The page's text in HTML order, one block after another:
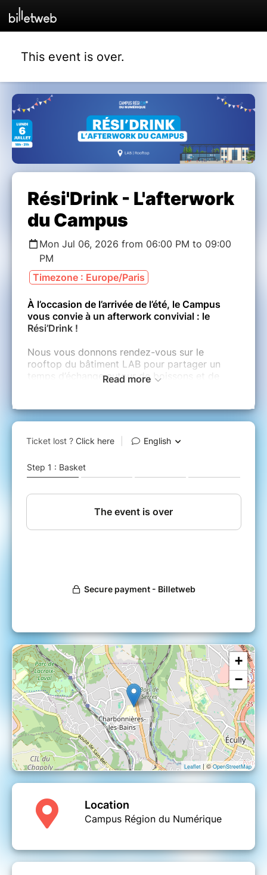
This event is over.
Rési'Drink - L'afterwork
du Campus
Mon Jul 06, 2026 from 06:00 PM to 09:00
PM
Timezone : Europe/Paris
À l’occasion de l’arrivée de l’été, le Campus
vous convie à un afterwork convivial : le
Rési’Drink !
Nous vous donnons rendez-vous sur le
rooftop du bâtiment LAB pour partager un
temps d’échange autour de boissons et de
Cet événement est exclusivement réservé aux
Résidents du Campus.
Read more
+
−
Leaflet | ©OpenStreetMap
Location
Campus Région du Numérique